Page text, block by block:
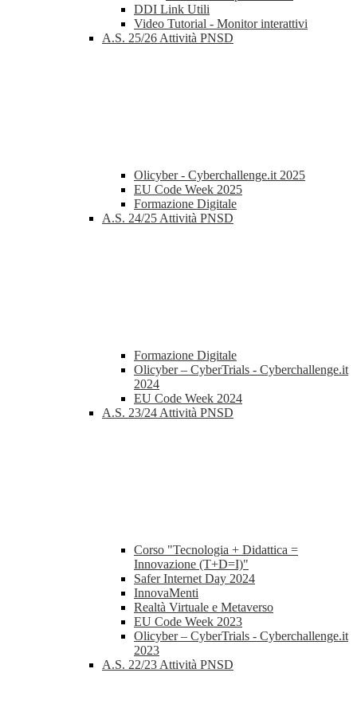
DDI Link Utili
Video Tutorial - Monitor interattivi
A.S. 25/26 Attività PNSD
Olicyber - Cyberchallenge.it 2025
EU Code Week 2025
Formazione Digitale
A.S. 24/25 Attività PNSD
Formazione Digitale
Olicyber – CyberTrials - Cyberchallenge.it
2024
EU Code Week 2024
A.S. 23/24 Attività PNSD
Corso "Tecnologia + Didattica =
Innovazione (T+D=I)"
Safer Internet Day 2024
InnovaMenti
Realtà Virtuale e Metaverso
EU Code Week 2023
Olicyber – CyberTrials - Cyberchallenge.it
2023
A.S. 22/23 Attività PNSD